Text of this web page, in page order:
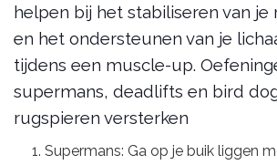
helpen bij het stabiliseren van je
en het ondersteunen van je
tijdens een muscle-up.
supermans, deadlifts en bird
rugspieren versterken
Supermans: Ga op je buik liggen